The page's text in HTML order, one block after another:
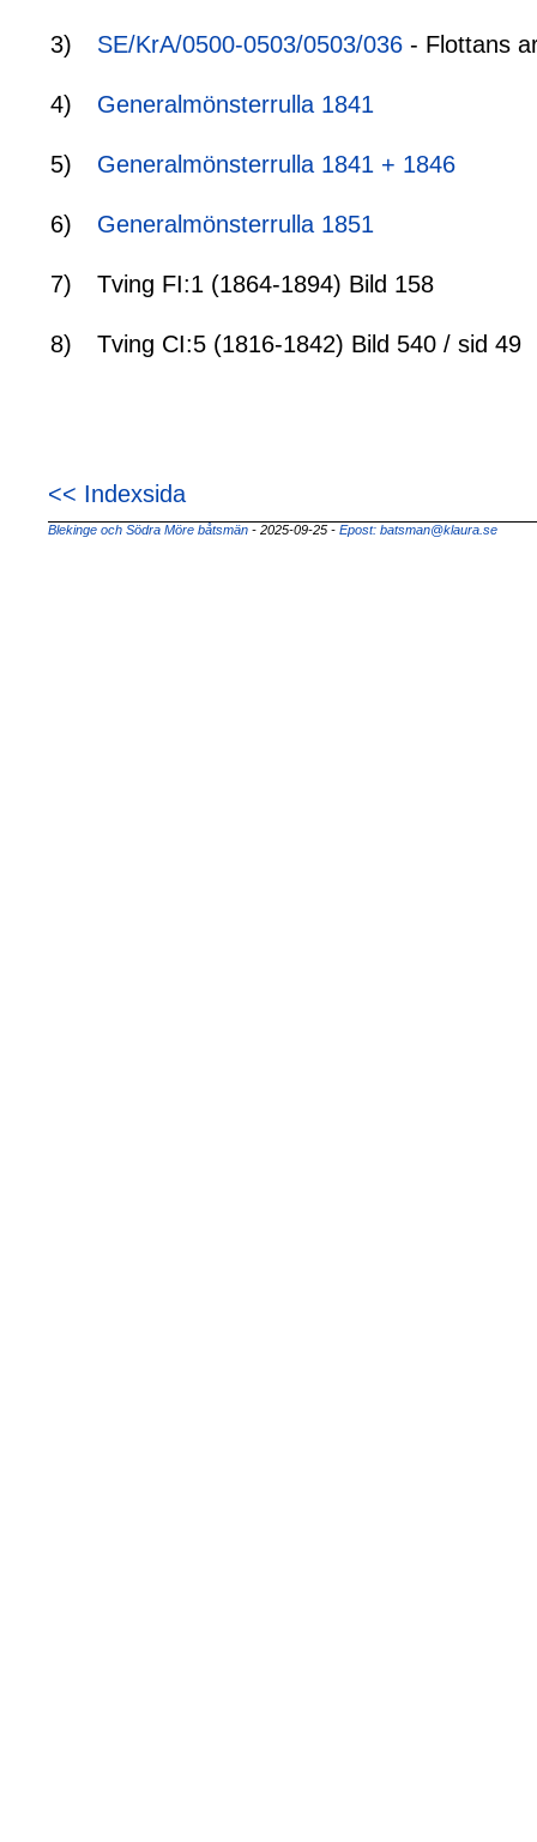
3) SE/KrA/0500-0503/0503/036 - Flottans
4) Generalmönsterrulla 1841
5) Generalmönsterrulla 1841 + 1846
6) Generalmönsterrulla 1851
7) Tving FI:1 (1864-1894) Bild 158
8) Tving CI:5 (1816-1842) Bild 540 / sid 49
<< Indexsida
Blekinge och Södra Möre båtsmän - 2025-09-25 - Epost: batsman@klaura.se